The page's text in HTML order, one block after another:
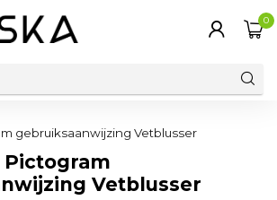
0
gebruiksaanwijzing Vetblusser
Vetblusser